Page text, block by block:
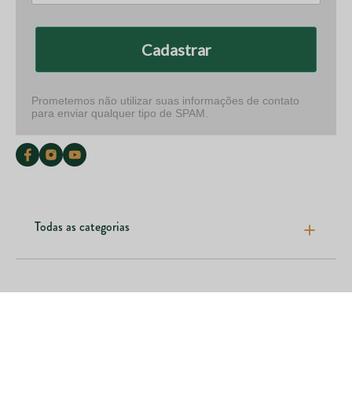
Cadastrar
Prometemos não utilizar suas informações de contato
para enviar qualquer tipo de SPAM.
Todas as categorias
Articulações e ossos